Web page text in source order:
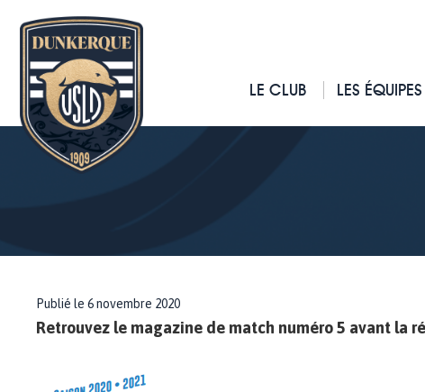
LE CLUB LES ÉQUIPES
Publié le 6 novembre 2020
Retrouvez le magazine de match numéro 5 avant la